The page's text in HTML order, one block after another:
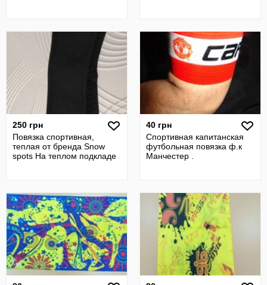
250 грн
Повязка спортивная,
теплая от бренда Snow
spots На теплом подкладе
40 грн
Спортивная капитанская
футбольная повязка ф.к
Манчестер .